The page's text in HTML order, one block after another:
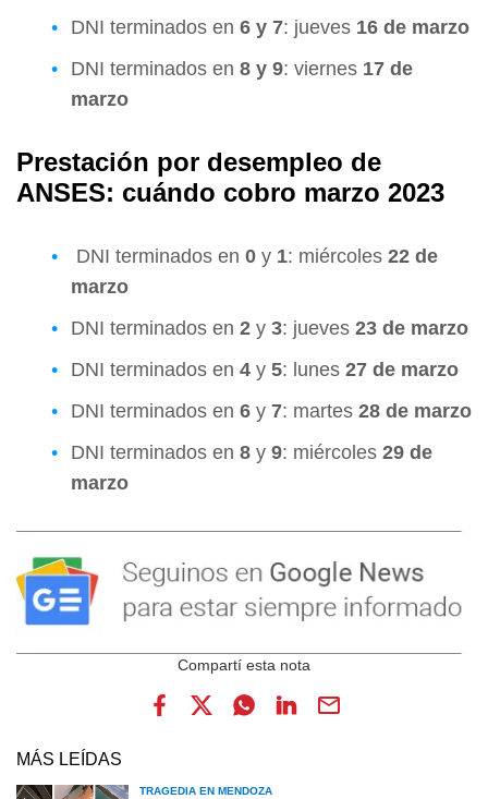
DNI terminados en 6 y 7: jueves 16 de marzo
DNI terminados en 8 y 9: viernes 17 de
marzo
Prestación por desempleo de
ANSES: cuándo cobro marzo 2023
DNI terminados en 0 y 1: miércoles 22 de
marzo
DNI terminados en 2 y 3: jueves 23 de marzo
DNI terminados en 4 y 5: lunes 27 de marzo
DNI terminados en 6 y 7: martes 28 de marzo
DNI terminados en 8 y 9: miércoles 29 de
marzo
MÁS LEÍDAS
TRAGEDIA EN MENDOZA